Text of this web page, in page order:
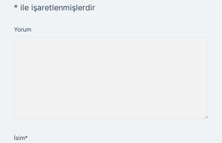
* ile işaretlenmişlerdir
Yorum
İsim*